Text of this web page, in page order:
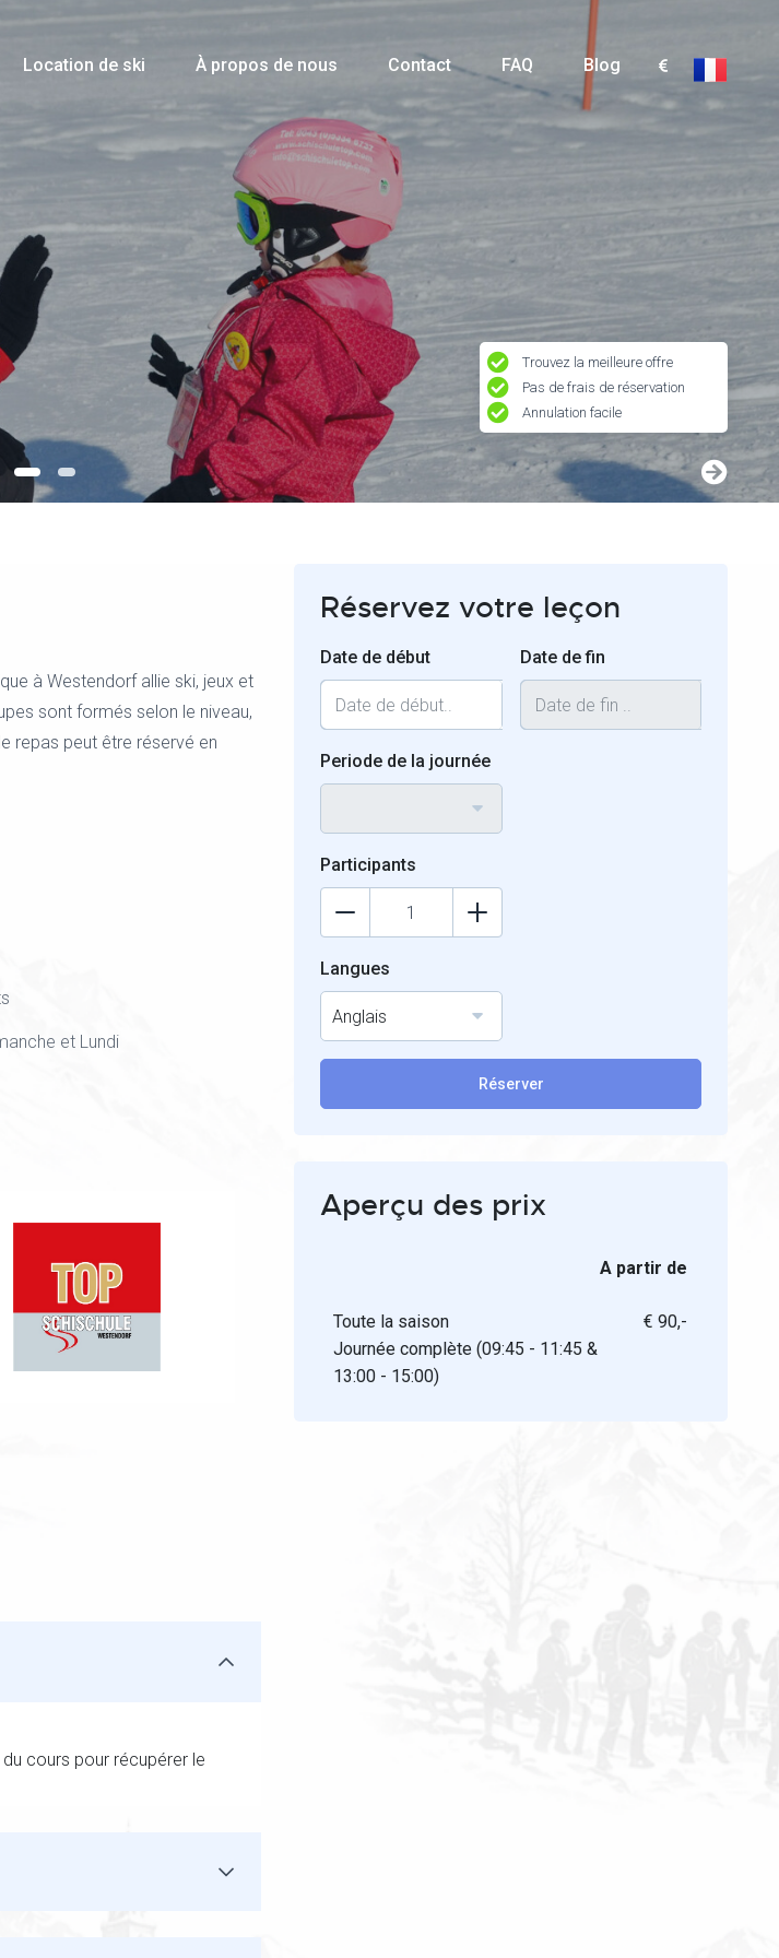
Location de ski À propos de nous Contact FAQ Blog
Trouvez la meilleure offre
Pas de frais de réservation
Annulation facile
à Westendorf allie ski, jeux et
sont formés selon le niveau,
repas peut être réservé en
et Lundi
Réservez votre leçon
Date de début Date de fin
Periode de la journée
Participants
Langues
Anglais
Réserver
Aperçu des prix
A partir de
Toute la saison
Journée complète (09:45 - 11:45 &
13:00 - 15:00)
€ 90,-
cours pour récupérer le